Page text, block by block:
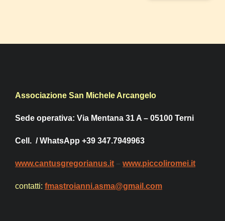
Associazione San Michele Arcangelo
Sede operativa: Via Mentana 31 A – 05100 Terni
Cell. / WhatsApp +39 347.7949963
www.cantusgregorianus.it – www.piccoliromei.it
contatti: fmastroianni.asma@gmail.com